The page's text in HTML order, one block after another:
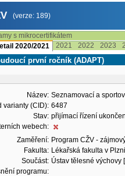
(verze: 189)
s mikrocertifikátem
2020/2021 2021 2022 2023
první ročník (ADAPT)
Název: Seznamovací a
varianty (CID): 6487
Stav: přijímací řízení
webech:
Zaměření: Program CŽV -
Fakulta: Lékařská fakulta v Plzni
Součást: Ústav tělesné výchovy
programu: